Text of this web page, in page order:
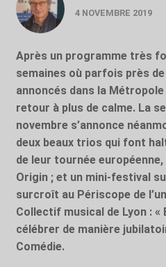
4 NOVEMBRE 2019
Après un programme très
semaines où parfois près
annoncés dans la
retour à plus de calme. La
novembre s’annonce
deux beaux trios qui font
de leur tournée
Origin ; et un mini-festival
surcroît au Périscope de
Collectif musical de Lyon : «
célébrer de manière
Comédie.